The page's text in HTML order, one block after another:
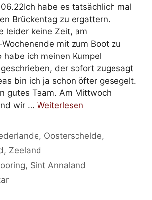
habe es tatsächlich mal
Brückentag zu ergattern.
leider keine Zeit, am
mit zum Boot zu
habe ich meinen Kumpel
der sofort zugesagt
bin ich ja schon öfter gesegelt.
gutes Team. Am Mittwoch
wir … Weiterlesen
, Oosterschelde,
, Zeeland
, Sint Annaland